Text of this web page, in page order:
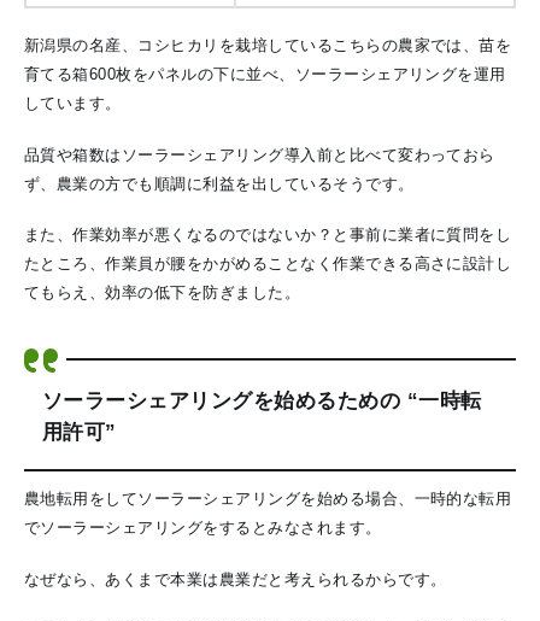
新潟県の名産、コシヒカリを栽培しているこちらの農家では、苗を
育てる箱600枚をパネルの下に並べ、ソーラーシェアリングを運用
しています。
品質や箱数はソーラーシェアリング導入前と比べて変わっておら
ず、農業の方でも順調に利益を出しているそうです。
また、作業効率が悪くなるのではないか？と事前に業者に質問をし
たところ、作業員が腰をかがめることなく作業できる高さに設計し
てもらえ、効率の低下を防ぎました。
ソーラーシェアリングを始めるための “一時転
用許可”
農地転用をしてソーラーシェアリングを始める場合、一時的な転用
でソーラーシェアリングをするとみなされます。
なぜなら、あくまで本業は農業だと考えられるからです。